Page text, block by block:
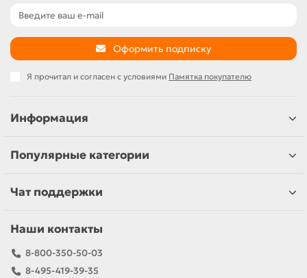
Оформить подписку
Я прочитал и согласен с условиями Памятка покупателю
Информация
Популярные категории
Чат поддержки
Наши контакты
8-800-350-50-03
8-495-419-39-35